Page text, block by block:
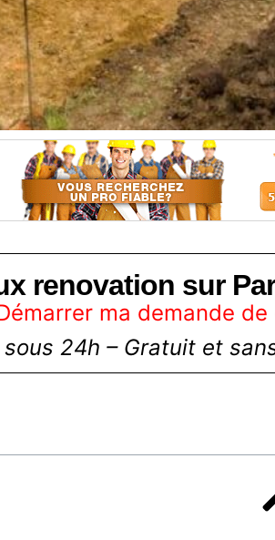
renovation sur
ma demande de
sous 24h – Gratuit et